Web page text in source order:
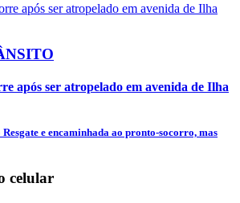
após ser atropelado em avenida de Ilha
e encaminhada ao pronto-socorro, mas
celular